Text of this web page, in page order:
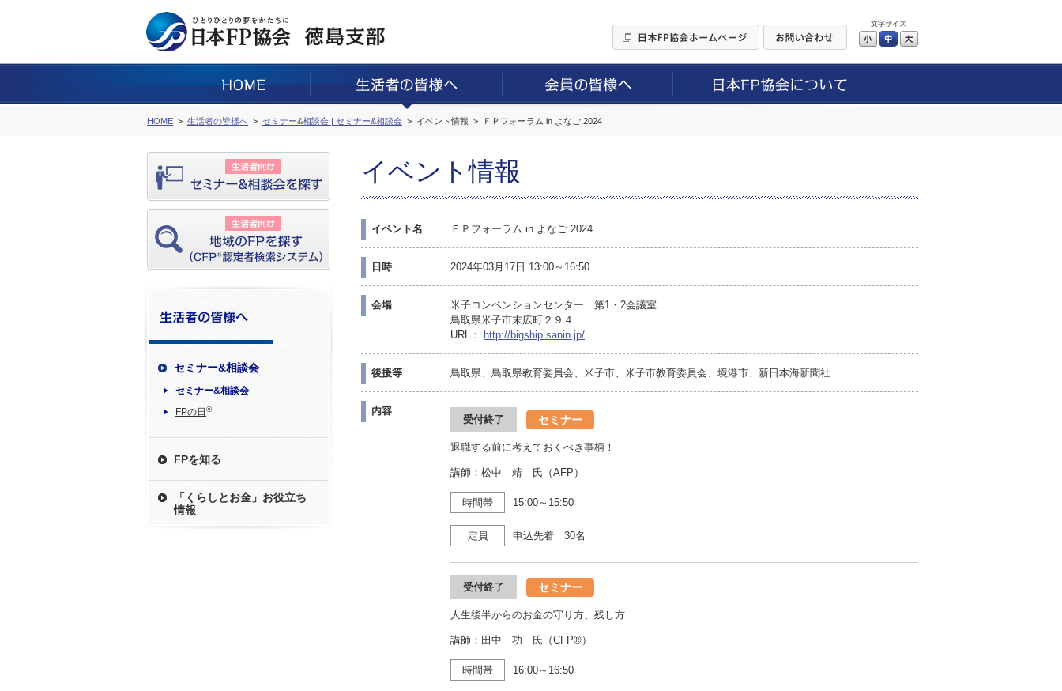
文字サイズ
小 中
HOME 生活者の皆様へ セミナー&相談会 | セミナー&相談会 イベント情報 ＦＰフォーラム in よなご 2024
セミナー&相談会
セミナー&相談会
FPの日 ®
FPを知る
「くらしとお金」お役立ち
情報
イベント情報
イベント名 ＦＰフォーラム in よなご 2024
日時 2024年03月17日 13:00～16:50
会場
米子コンベンションセンター 第1・2会議室
鳥取県米子市末広町２９４
URL：
http://bigship.sanin.jp/
後援等 鳥取県、鳥取県教育委員会、米子市、米子市教育委員会、境港市、新日本海新聞社
内容
受付終了 セミナー
退職する前に考えておくべき事柄！
講師：松中 靖 氏（AFP）
時間帯 15:00～15:50
定員 申込先着 30名
受付終了 セミナー
人生後半からのお金の守り方、残し方
講師：田中 功 氏（CFP®）
時間帯 16:00～16:50